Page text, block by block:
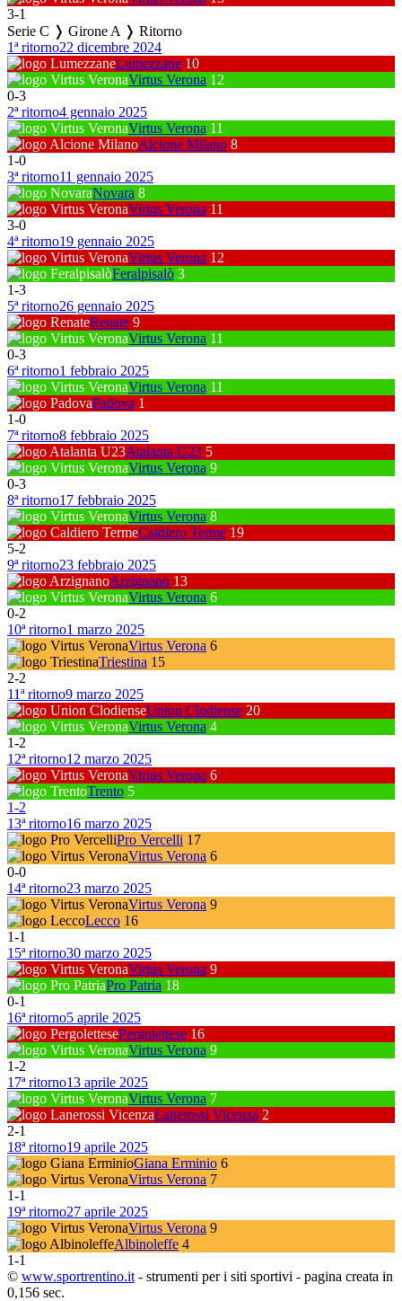
3-1
Serie C ❭ Girone A ❭ Ritorno
1ª ritorno22 dicembre 2024
Lumezzane 10
Virtus Verona 12
0-3
2ª ritorno4 gennaio 2025
Virtus Verona 11
Alcione Milano 8
1-0
3ª ritorno11 gennaio 2025
Novara 8
Virtus Verona 11
3-0
4ª ritorno19 gennaio 2025
Virtus Verona 12
Feralpisalò 3
1-3
5ª ritorno26 gennaio 2025
Renate 9
Virtus Verona 11
0-3
6ª ritorno1 febbraio 2025
Virtus Verona 11
Padova 1
1-0
7ª ritorno8 febbraio 2025
Atalanta U23 5
Virtus Verona 9
0-3
8ª ritorno17 febbraio 2025
Virtus Verona 8
Caldiero Terme 19
5-2
9ª ritorno23 febbraio 2025
Arzignano 13
Virtus Verona 6
0-2
10ª ritorno1 marzo 2025
Virtus Verona 6
Triestina 15
2-2
11ª ritorno9 marzo 2025
Union Clodiense 20
Virtus Verona 4
1-2
12ª ritorno12 marzo 2025
Virtus Verona 6
Trento 5
1-2
13ª ritorno16 marzo 2025
Pro Vercelli 17
Virtus Verona 6
0-0
14ª ritorno23 marzo 2025
Virtus Verona 9
Lecco 16
1-1
15ª ritorno30 marzo 2025
Virtus Verona 9
Pro Patria 18
0-1
16ª ritorno5 aprile 2025
Pergolettese 16
Virtus Verona 9
1-2
17ª ritorno13 aprile 2025
Virtus Verona 7
Lanerossi Vicenza 2
2-1
18ª ritorno19 aprile 2025
Giana Erminio 6
Virtus Verona 7
1-1
19ª ritorno27 aprile 2025
Virtus Verona 9
Albinoleffe 4
1-1
© www.sportrentino.it - strumenti per i siti sportivi - pagina creata in
0,156 sec.